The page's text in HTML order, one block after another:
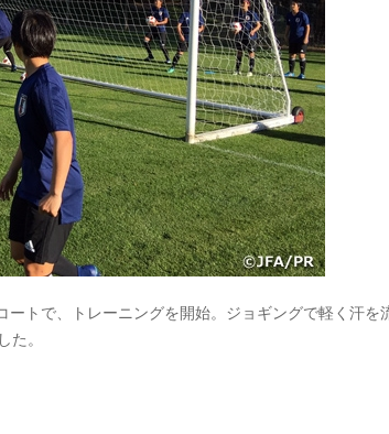
トで、トレーニングを開始。ジョギングで軽く汗を
。